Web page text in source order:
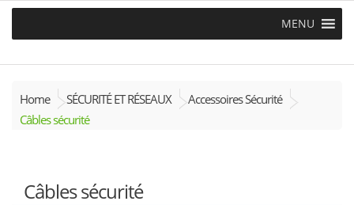
MENU
Home SÉCURITÉ ET RÉSEAUX
Accessoires Sécurité
Câbles sécurité
Câbles sécurité